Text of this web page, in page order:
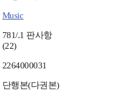
Music
781/.1 판사항
(22)
2264000031
단행본(다권본)